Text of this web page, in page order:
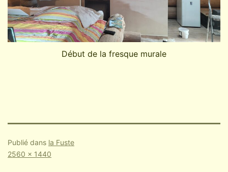
Début de la fresque murale
Publié dans la Fuste
Taille
2560 × 1440